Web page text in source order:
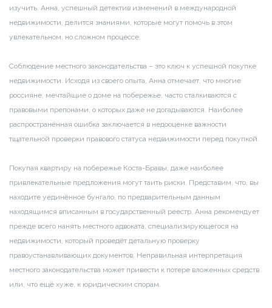
изучить. Анна, успешный детектив изменений в международной
недвижимости, делится знаниями, которые могут помочь в этом
увлекательном, но сложном процессе.
Соблюдение местного законодательства – это ключ к успешной покупке
недвижимости. Исходя из своего опыта, Анна отмечает, что многие
россияне, мечтайщие о доме на побережье, часто сталкиваются с
правовыми препонами, о которых даже не догадываются. Наиболее
распространённая ошибка заключается в недооценке важности
тщательной проверки правового статуса недвижимости перед покупкой.
Покупая квартиру на побережье Коста-Бравы, даже наиболее
привлекательные предложения могут таить риски. Представим, что, вы
находите уединённое бунгало, по предварительным данным
находящимся вписанным в государственный реестр. Анна рекомендует
прежде всего нанять местного адвоката, специализирующегося на
недвижимости, который проведёт детальную проверку
правоустанавливающих документов. Неправильная интерпретация
местного законодательства может привести к потере вложенных средств
или, что ещё хуже, к юридическим спорам.